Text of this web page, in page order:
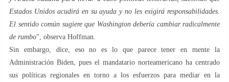
Estados Unidos acudirá en su ayuda y no les exigirá responsabilidades.
El sentido común sugiere que Washington debería cambiar radicalmente
de rumbo", observa Hoffman.
Sin embargo, dice, eso no es lo que parece tener en mente la
Administración Biden, pues el mandatario norteamericano ha centrado
sus políticas regionales en torno a los esfuerzos para mediar en la